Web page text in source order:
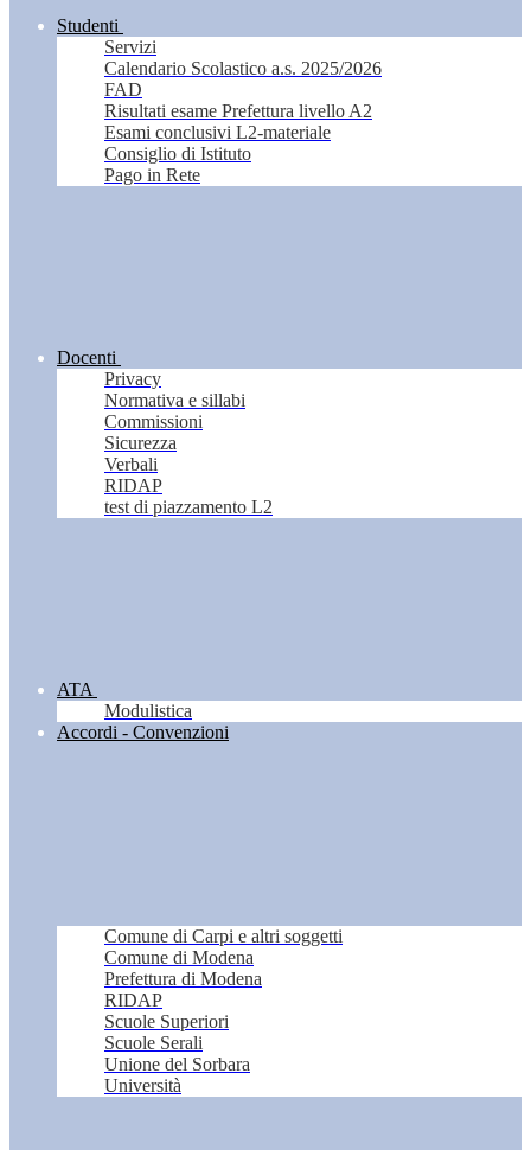
Studenti
Servizi
Calendario Scolastico a.s. 2025/2026
FAD
Risultati esame Prefettura livello A2
Esami conclusivi L2-materiale
Consiglio di Istituto
Pago in Rete
Docenti
Privacy
Normativa e sillabi
Commissioni
Sicurezza
Verbali
RIDAP
test di piazzamento L2
ATA
Modulistica
Accordi - Convenzioni
Comune di Carpi e altri soggetti
Comune di Modena
Prefettura di Modena
RIDAP
Scuole Superiori
Scuole Serali
Unione del Sorbara
Università